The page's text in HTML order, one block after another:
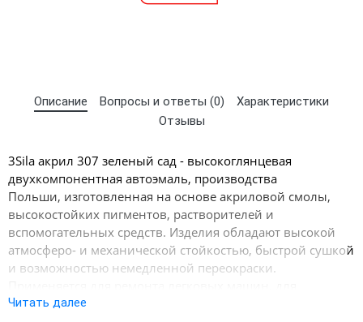
Описание Вопросы и ответы (0)
Характеристики
Отзывы
3Sila акрил 307 зеленый сад - высокоглянцевая
двухкомпонентная автоэмаль, производства
Польши, изготовленная на основе акриловой смолы,
высокостойких пигментов, растворителей и
вспомогательных средств. Изделия обладают высокой
атмосферо- и механической стойкостью, быстрой сушкой
и возможностью немедленной переокраски.
окончательной окраски кузовов грузовиков, автобусов и
Читать далее